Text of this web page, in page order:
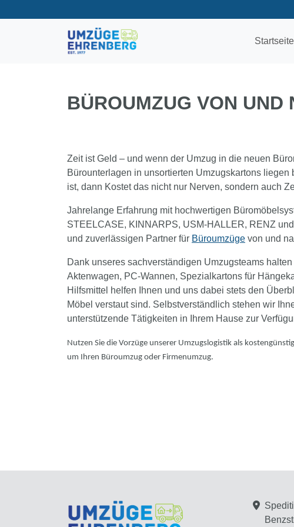
Startseite
BÜROUMZUG VON UND
Zeit ist Geld – und wenn der Umzug in die neuen
Bürounterlagen in unsortierten Umzugskartons
ist, dann Kostet das nicht nur Nerven, sondern auch
Jahrelange Erfahrung mit hochwertigen
STEELCASE, KINNARPS, USM-HALLER, RENZ
und zuverlässigen Partner für Büroumzüge von und
Dank unseres sachverständigen Umzugsteams
Aktenwagen, PC-Wannen, Spezialkartons für
Hilfsmittel helfen Ihnen und uns dabei stets den
Möbel verstaut sind. Selbstverständlich stehen wir
unterstützende Tätigkeiten in Ihrem Hause zur
Nutzen Sie die Vorzüge unserer Umzugslogistik als
um Ihren Büroumzug oder Firmenumzug.